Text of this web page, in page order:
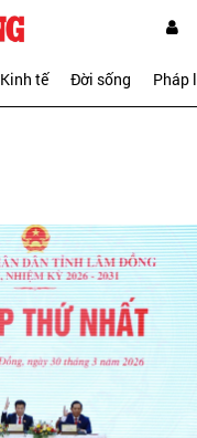
Kinh tế Đời sống Pháp